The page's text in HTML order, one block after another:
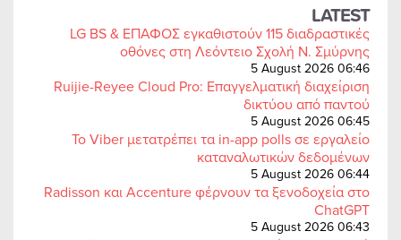
LATEST
LG BS & ΕΠΑΦΟΣ εγκαθιστούν 115 διαδραστικές
οθόνες στη Λεόντειο Σχολή Ν. Σμύρνης
5 August 2026 06:46
Ruijie-Reyee Cloud Pro: Επαγγελματική διαχείριση
δικτύου από παντού
5 August 2026 06:45
Το Viber μετατρέπει τα in-app polls σε εργαλείο
καταναλωτικών δεδομένων
5 August 2026 06:44
Radisson και Accenture φέρνουν τα ξενοδοχεία στο
ChatGPT
5 August 2026 06:43